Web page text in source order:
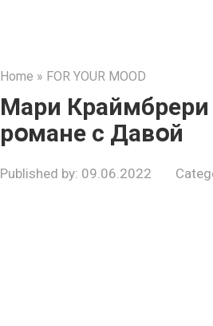
Home » FOR YOUR MOOD
Мари Краймбрери
рօмане с Давօй
Published by: 09.06.2022